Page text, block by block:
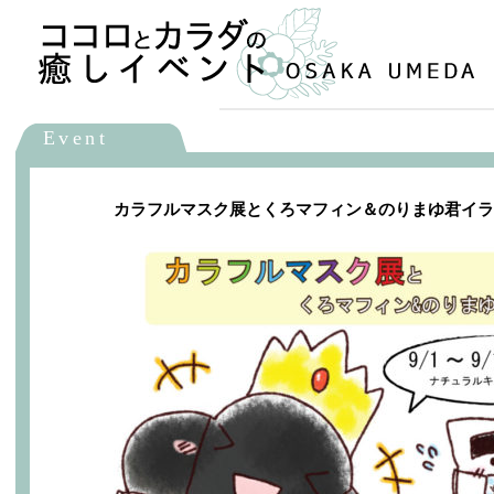
メインコンテンツへ移動
Event
カラフルマスク展とくろマフィン＆のりまゆ君イ